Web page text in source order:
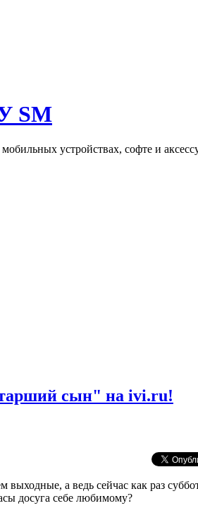
SM
устройствах, софте и
сын" на ivi.ru!
а ведь сейчас как раз
досуга себе любимому?